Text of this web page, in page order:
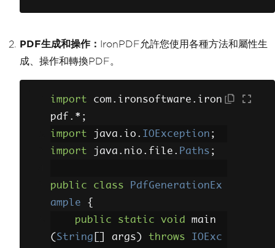
System. exit
( 0);
file
PDFPrint pdfPrin
null );
// Set up the pr
int job and attributes
PDF生成和操作： IronPDF允許您使用各種方法和屬性生
成、操作和轉換PDF。
import com . ironsoftware . iron
pdf .*;
import java . io . IOException ;
import java . nio . file . Paths ;
public class
PdfGenerationEx
ample
{
public
static void
main
( String args ) throws
IOExc